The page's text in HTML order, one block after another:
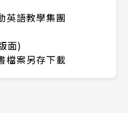
英語教學集團
面)
檔案另存下載